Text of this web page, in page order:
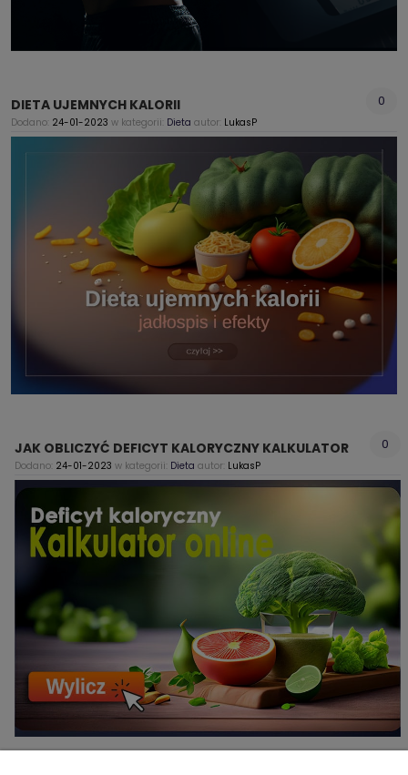
DIETA UJEMNYCH KALORII 0
Dodano: 24-01-2023 w kategorii: Dieta autor: LukasP
JAK OBLICZYĆ DEFICYT KALORYCZNY KALKULATOR 0
Dodano: 24-01-2023 w kategorii: Dieta autor: LukasP